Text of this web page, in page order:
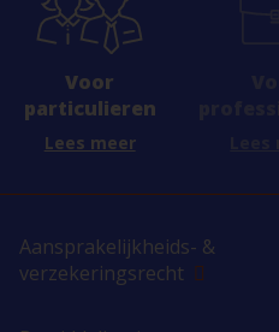
Voor
particulieren
Lees meer
Aansprakelijkheids- &
verzekeringsrecht